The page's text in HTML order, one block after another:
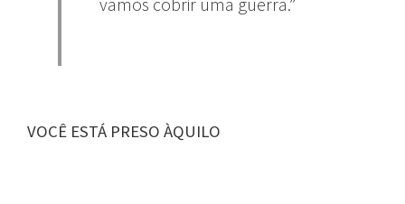
VOCÊ ESTÁ PRESO ÀQUILO